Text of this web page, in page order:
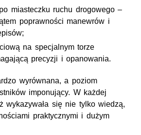
miasteczku ruchu drogowego –
poprawności manewrów i
na specjalnym torze
precyzji i opanowania.
wyrównana, a poziom
imponujący. W każdej
wykazywała się nie tylko wiedzą,
praktycznymi i dużym